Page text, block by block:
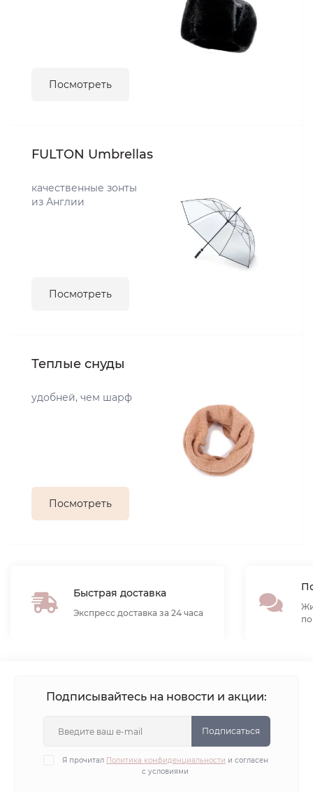
Посмотреть
FULTON Umbrellas
качественные зонты
из Англии
Посмотреть
Теплые снуды
удобней, чем шарф
Посмотреть
Быстрая доставка
Экспресс доставка за 24 часа
Подписывайтесь на новости и акции:
Подписаться
Я прочитал Политика конфиденциальности и согласен
с условиями